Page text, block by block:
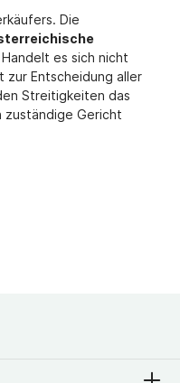
Die
Handelt es sich nicht
zur Entscheidung aller
Streitigkeiten das
zuständige Gericht